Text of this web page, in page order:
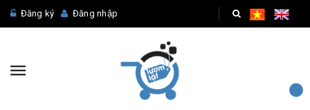
Đăng ký Đăng nhập